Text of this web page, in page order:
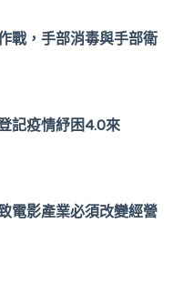
戰，手部消毒與手部衛
記疫情紓困4.0來
電影產業必須改變經營